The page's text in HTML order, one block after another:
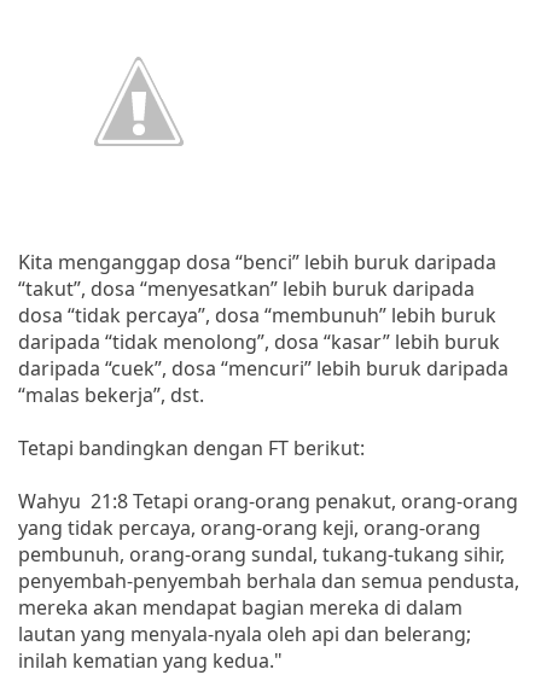
Kita menganggap dosa “benci” lebih buruk daripada
“takut”, dosa “menyesatkan” lebih buruk daripada
dosa “tidak percaya”, dosa “membunuh” lebih buruk
daripada “tidak menolong”, dosa “kasar” lebih buruk
daripada “cuek”, dosa “mencuri” lebih buruk daripada
“malas bekerja”, dst.
Tetapi bandingkan dengan FT berikut:
Wahyu 21:8 Tetapi orang-orang penakut, orang-orang
yang tidak percaya, orang-orang keji, orang-orang
pembunuh, orang-orang sundal, tukang-tukang sihir,
penyembah-penyembah berhala dan semua pendusta,
mereka akan mendapat bagian mereka di dalam
lautan yang menyala-nyala oleh api dan belerang;
inilah kematian yang kedua."